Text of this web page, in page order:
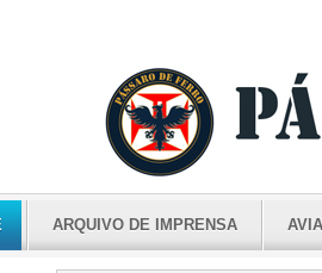
ARQUIVO DE IMPRENSA